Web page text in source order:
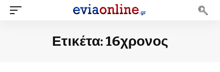
Ετικέτα:16χρονος